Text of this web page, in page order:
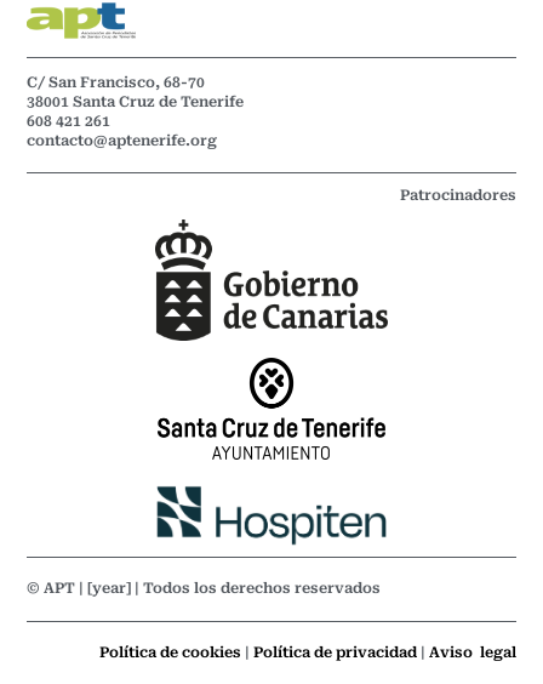
C/ San Francisco, 68-70
38001 Santa Cruz de Tenerife
608 421 261
contacto@aptenerife.org
Patrocinadores
© APT | [year] | Todos los derechos reservados
Política de cookies Política de privacidad Aviso legal